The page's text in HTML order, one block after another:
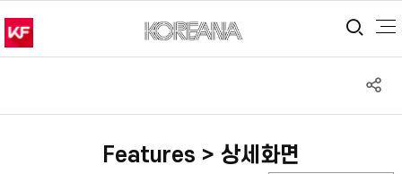
통
Features > 상세화면